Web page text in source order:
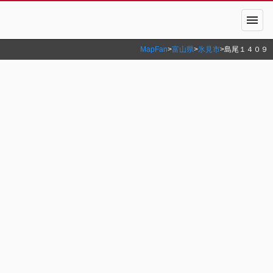
menu
MapFan>富山県>氷見市>島尾１４０９